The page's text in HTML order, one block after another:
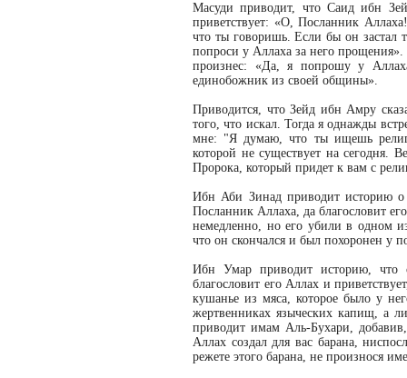
Масуди приводит, что Саид ибн
приветствует: «О, Посланник
что ты говоришь. Если бы он застал
попроси у Аллаха за него прощения».
произнес: «Да, я попрошу у
единобожник из своей общины».
Приводится, что Зейд ибн Амру
того, что искал. Тогда я однажды
мне: "Я думаю, что ты ищешь
которой не существует на сегодня.
Пророка, который придет к вам с
Ибн Аби Зинад приводит историю
Посланник Аллаха, да благословит
немедленно, но его убили в одном
что он скончался и был похоронен у
Ибн Умар приводит историю, что
благословит его Аллах и
кушанье из мяса, которое было у
жертвенниках языческих капищ, а
приводит имам Аль-Бухари,
Аллах создал для вас барана,
режете этого барана, не произнося